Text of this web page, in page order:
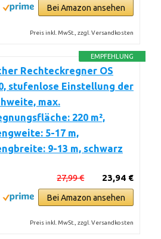
Bei Amazon ansehen
Preis inkl. MwSt., zzgl. Versandkosten
EMPFEHLUNG
Rechteckregner OS
stufenlose Einstellung der
max.
220 m²,
5-17 m,
9-13 m, schwarz
23,94 €
27,99 €
Bei Amazon ansehen
Preis inkl. MwSt., zzgl. Versandkosten